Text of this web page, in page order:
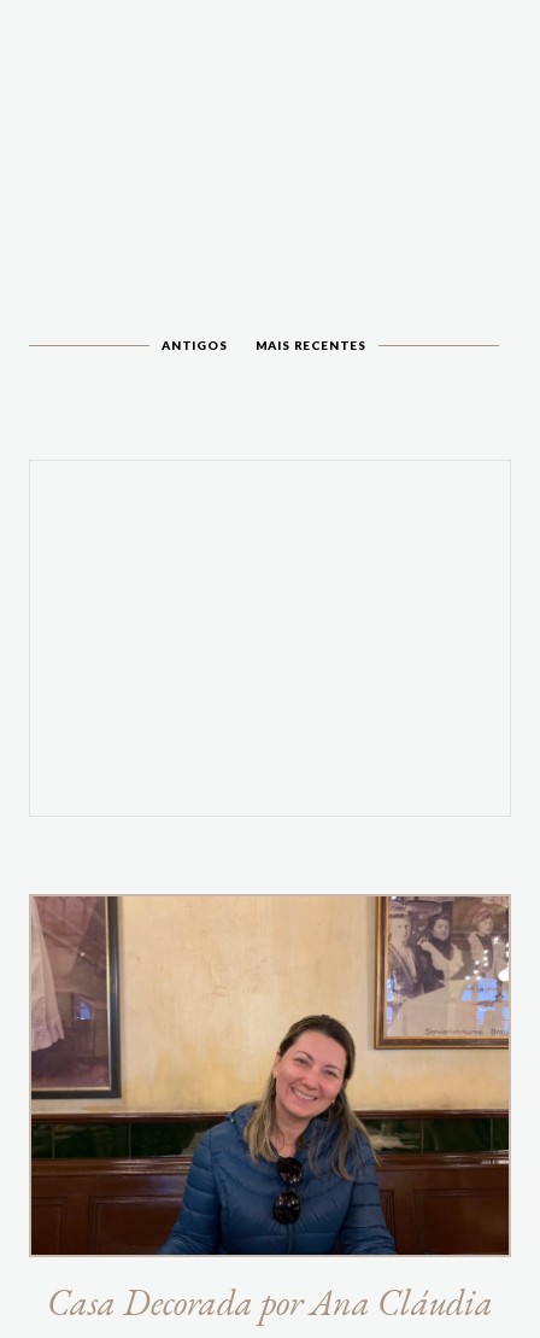
ANTIGOS MAIS RECENTES
Casa Decorada por Ana Cláudia